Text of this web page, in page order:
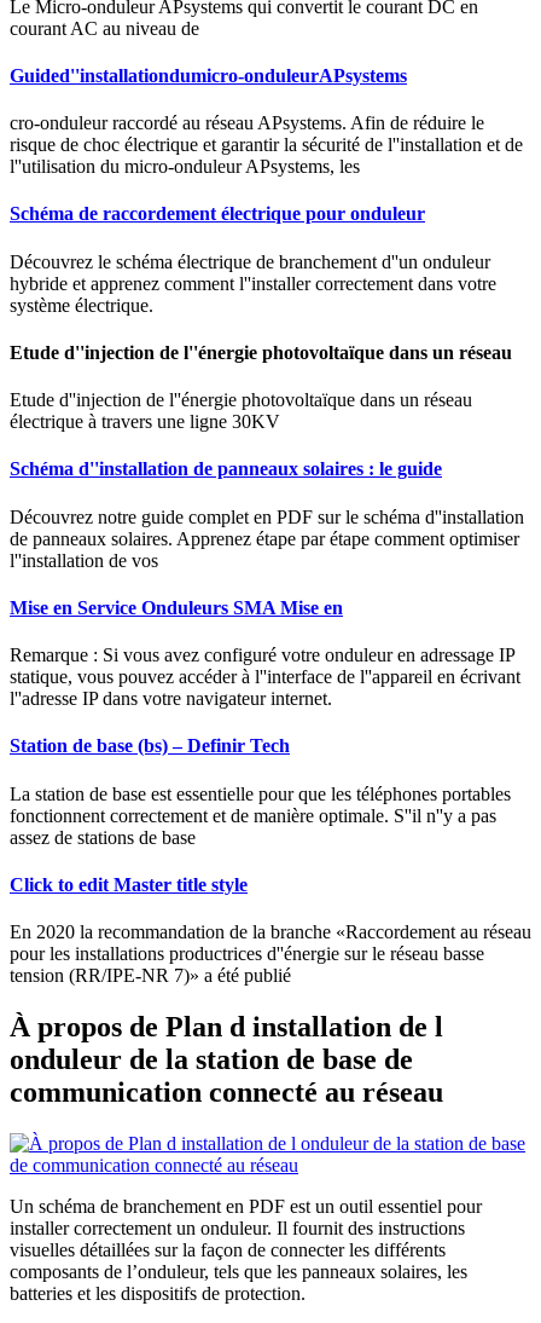
Le Micro-onduleur APsystems qui convertit le courant DC en
courant AC au niveau de
Guided''installationdumicro-onduleurAPsystems
cro-onduleur raccordé au réseau APsystems. Afin de réduire le
risque de choc électrique et garantir la sécurité de l''installation et de
l''utilisation du micro-onduleur APsystems, les
Schéma de raccordement électrique pour onduleur
Découvrez le schéma électrique de branchement d''un onduleur
hybride et apprenez comment l''installer correctement dans votre
système électrique.
Etude d''injection de l''énergie photovoltaïque dans un réseau
Etude d''injection de l''énergie photovoltaïque dans un réseau
électrique à travers une ligne 30KV
Schéma d''installation de panneaux solaires : le guide
Découvrez notre guide complet en PDF sur le schéma d''installation
de panneaux solaires. Apprenez étape par étape comment optimiser
l''installation de vos
Mise en Service Onduleurs SMA Mise en
Remarque : Si vous avez configuré votre onduleur en adressage IP
statique, vous pouvez accéder à l''interface de l''appareil en écrivant
l''adresse IP dans votre navigateur internet.
Station de base (bs) – Definir Tech
La station de base est essentielle pour que les téléphones portables
fonctionnent correctement et de manière optimale. S''il n''y a pas
assez de stations de base
Click to edit Master title style
En 2020 la recommandation de la branche «Raccordement au réseau
pour les installations productrices d''énergie sur le réseau basse
tension (RR/IPE-NR 7)» a été publié
À propos de Plan d installation de l
onduleur de la station de base de
communication connecté au réseau
Un schéma de branchement en PDF est un outil essentiel pour
installer correctement un onduleur. Il fournit des instructions
visuelles détaillées sur la façon de connecter les différents
composants de l’onduleur, tels que les panneaux solaires, les
batteries et les dispositifs de protection.